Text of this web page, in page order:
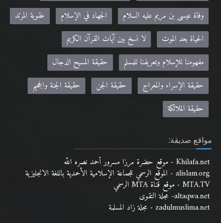
وفاة عيسى بن مريم عليه السلام
الجهاد في الإسلام
عقوبة المرتد
الحياة بعد الموت
لا نسخ بين آيات القرآن الكريم
مفهومنا للإسلام وتعريفنا للمسلم
حقيقة المسيح الدجال
حقيقة الإسراء والمعراج
حقيقة الجن
حقيقة الجنة والجحيم
حقيقة الملائكة
مواقع صديقة:
Khilafa.net - موقع حضرة مرزا مسرور أحمد نصره الله
alislam.org - الموقع الرسمي للجماعة الإسلامية الأحمدية باللغة الانجليزية
MTA.TV - موقع قناة MTA الرسمي
altaqwa.net- مجلة التقوى
zadulmuslima.net - مجلة زاد المسلمة